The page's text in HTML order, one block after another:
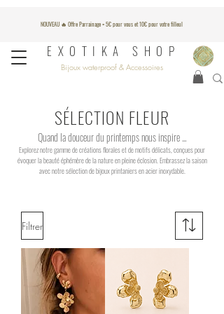
NOUVEAU 🔥 Offre Parrainage = 5€ pour vous et 10€ pour votre filleul
EXOTIKA SHOP
Bijoux waterproof & Accessoires
SÉLECTION FLEUR
Quand la douceur du printemps nous inspire ...
Explorez notre gamme de créations florales et de motifs délicats, conçues pour
évoquer la beauté éphémère de la nature en pleine éclosion. Embrassez la saison
avec notre sélection de bijoux printaniers en acier inoxydable.
Filtrer